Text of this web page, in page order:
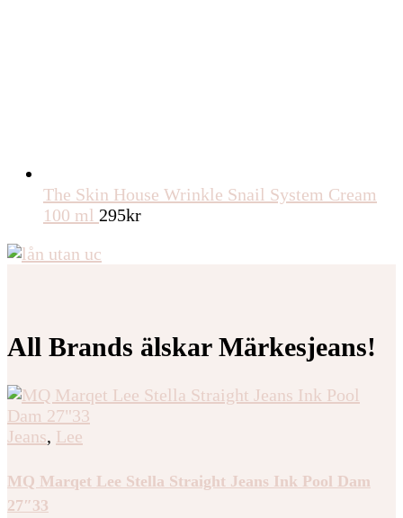
The Skin House Wrinkle Snail System Cream
100 ml 295kr
All Brands älskar Märkesjeans!
Jeans, Lee
MQ Marqet Lee Stella Straight Jeans Ink Pool Dam
27″33